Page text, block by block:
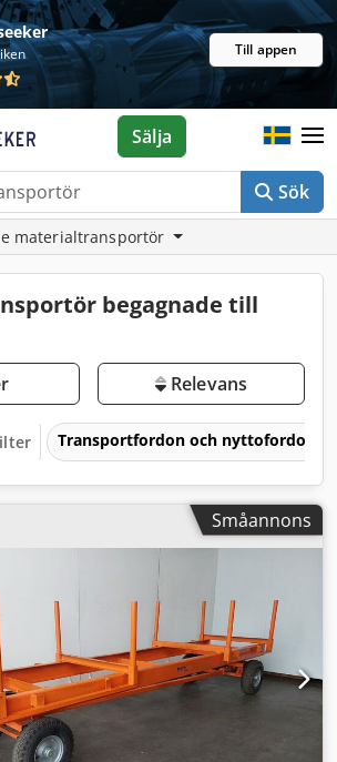
Till appen
Sök
Sälja
materialtransportör
begagnade till
Relevans
Transportfordon och nyttofordon
Småannons